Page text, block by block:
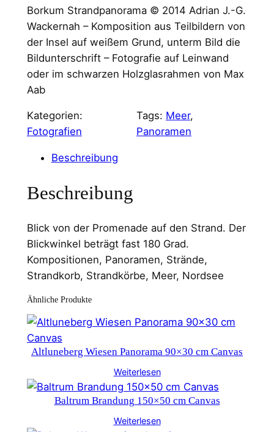
Borkum Strandpanorama © 2014 Adrian J.-G.
Wackernah – Komposition aus Teilbildern von
der Insel auf weißem Grund, unterm Bild die
Bildunterschrift – Fotografie auf Leinwand
oder im schwarzen Holzglasrahmen von Max
Aab
Kategorien:
Fotografien
Tags: Meer
Panoramen
Beschreibung
Beschreibung
Blick von der Promenade auf den Strand. Der
Blickwinkel beträgt fast 180 Grad.
Kompositionen, Panoramen, Strände,
Strandkorb, Strandkörbe, Meer, Nordsee
Ähnliche Produkte
Altluneberg Wiesen Panorama 90×30 cm Canvas
Weiterlesen
Baltrum Brandung 150×50 cm Canvas
Weiterlesen